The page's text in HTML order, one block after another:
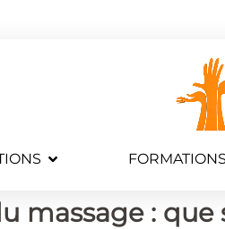
massage :